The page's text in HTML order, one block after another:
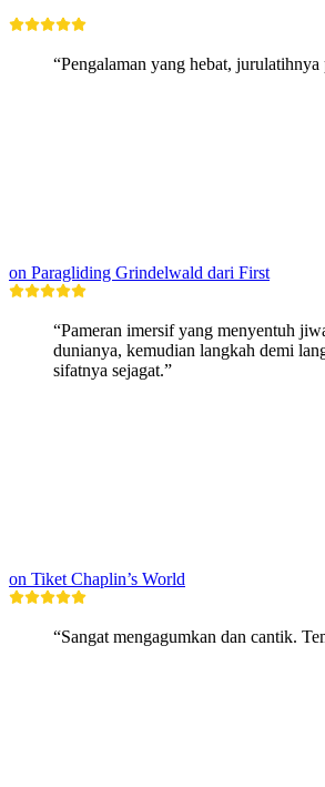
“Pengalaman yang hebat,
on Paragliding Grindelwald dari First
“Pameran imersif yang menyentuh
dunianya, kemudian langkah demi
sifatnya sejagat.”
on Tiket Chaplin’s World
“Sangat mengagumkan dan cantik.